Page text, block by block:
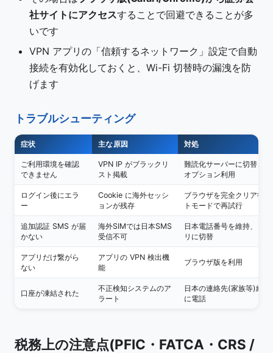
社サイトにアクセスすることで回避できることが多
いです
VPN アプリの「信頼するネットワーク」設定で自動
接続を有効化しておくと、Wi-Fi 切替時の漏洩を防
げます
トラブルシューティング
症状 主な原因 対処
ご利用環境を確認
できません
VPN IP がブラックリ
スト掲載
難読化サーバーに切替、
オプション利用
ログイン後にエラ
ー
Cookie に海外セッシ
ョンが残存
ブラウザを完全クリア後
トモードで再試行
追加認証 SMS が届
かない
海外SIMでは日本SMS
受信不可
日本電話番号を維持、ま
リに切替
アプリだけ繋がら
ない
アプリの VPN 検出機
能
ブラウザ版を利用
口座が凍結された
不正検知システムのア
ラート
日本の連絡先(家族等)経由
に電話
税務上の注意点(PFIC・FATCA・CRS /